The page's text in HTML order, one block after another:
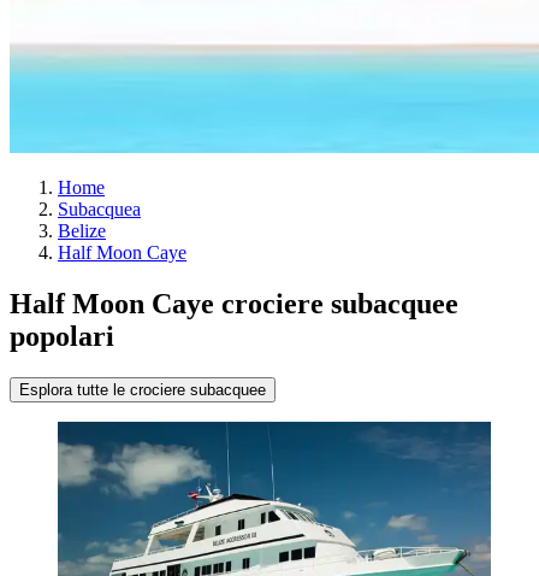
Home
Subacquea
Belize
Half Moon Caye
Half Moon Caye crociere subacquee
popolari
Esplora tutte le crociere subacquee